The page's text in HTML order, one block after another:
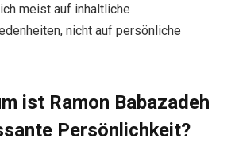
meist auf inhaltliche
nicht auf persönliche
ist Ramon Babazadeh
Persönlichkeit?